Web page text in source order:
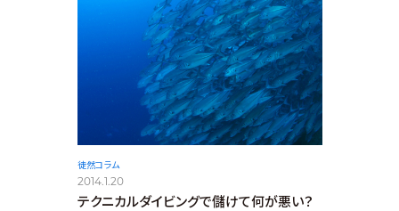
徒然コラム
2014.1.20
テクニカルダイビングで儲けて何が悪い？